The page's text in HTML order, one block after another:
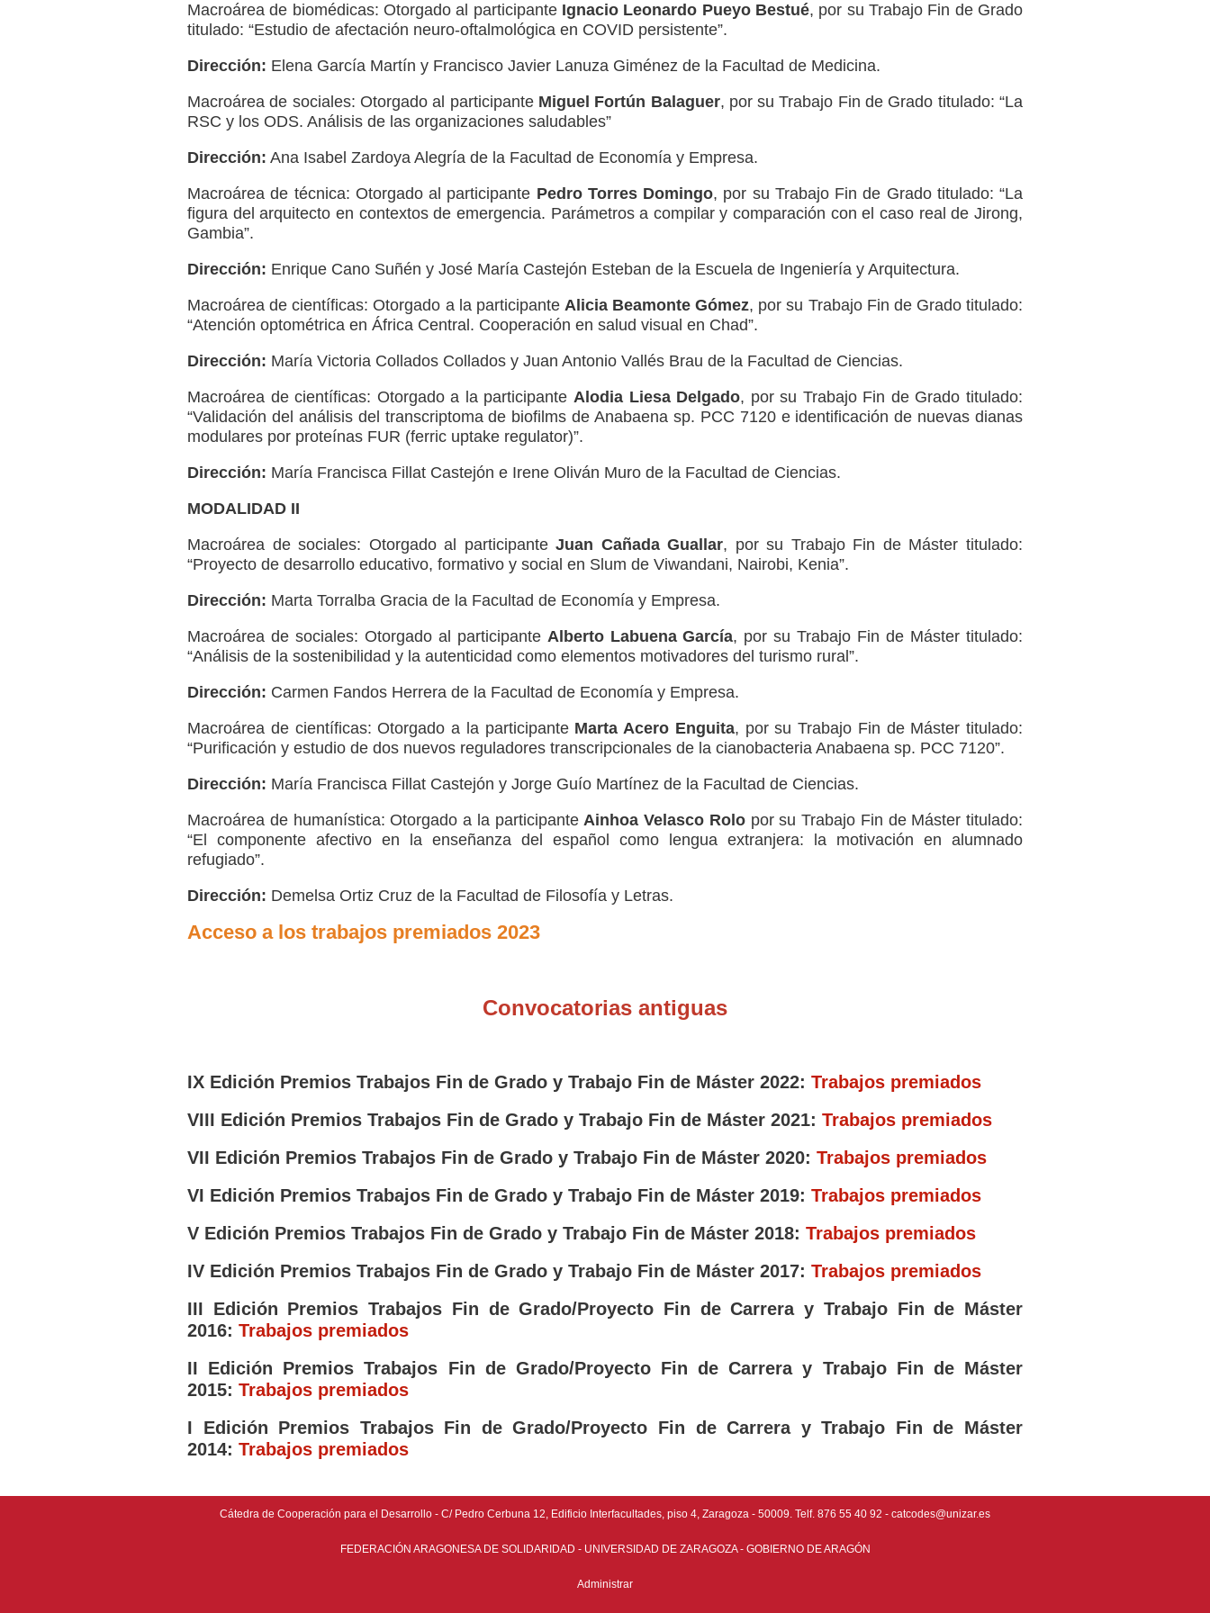
INICIACIÓN
A
LA
PRÁCTICA
DE
LA
TFG
TFM
"CÁTEDRA
COOPERACIÓN
PARA
EL
DESARROLLO"
FORO
CÁTEDRA
DE
COOPERACIÓN
EL
DESARROLLO
DE
LA
Macroárea de biomédicas: Otorgado al participante Ignacio Leonardo Pueyo Bestué, por su Trabajo Fin de Grado
titulado: “Estudio de afectación neuro-oftalmológica en COVID persistente”.
Dirección: Elena García Martín y Francisco Javier Lanuza Giménez de la Facultad de Medicina.
Macroárea de sociales: Otorgado al participante Miguel Fortún Balaguer, por su Trabajo Fin de Grado titulado: “La
RSC y los ODS. Análisis de las organizaciones saludables”
Dirección: Ana Isabel Zardoya Alegría de la Facultad de Economía y Empresa.
Macroárea de técnica: Otorgado al participante Pedro Torres Domingo, por su Trabajo Fin de Grado titulado: “La
figura del arquitecto en contextos de emergencia. Parámetros a compilar y comparación con el caso real de Jirong,
Gambia”.
Dirección: Enrique Cano Suñén y José María Castejón Esteban de la Escuela de Ingeniería y Arquitectura.
Macroárea de científicas: Otorgado a la participante Alicia Beamonte Gómez, por su Trabajo Fin de Grado titulado:
“Atención optométrica en África Central. Cooperación en salud visual en Chad”.
Dirección: María Victoria Collados Collados y Juan Antonio Vallés Brau de la Facultad de Ciencias.
Macroárea de científicas: Otorgado a la participante Alodia Liesa Delgado, por su Trabajo Fin de Grado titulado:
“Validación del análisis del transcriptoma de biofilms de Anabaena sp. PCC 7120 e identificación de nuevas dianas
modulares por proteínas FUR (ferric uptake regulator)”.
Dirección: María Francisca Fillat Castejón e Irene Oliván Muro de la Facultad de Ciencias.
MODALIDAD II
Macroárea de sociales: Otorgado al participanteJuan Cañada Guallar, por su Trabajo Fin de Máster titulado:
“Proyecto de desarrollo educativo, formativo y social en Slum de Viwandani, Nairobi, Kenia”.
Dirección: Marta Torralba Gracia de la Facultad de Economía y Empresa.
Macroárea de sociales: Otorgado al participante Alberto Labuena García, por su Trabajo Fin de Máster titulado:
“Análisis de la sostenibilidad y la autenticidad como elementos motivadores del turismo rural”.
Dirección: Carmen Fandos Herrera de la Facultad de Economía y Empresa.
Macroárea de científicas: Otorgado a la participante Marta Acero Enguita, por su Trabajo Fin de Máster titulado:
“Purificación y estudio de dos nuevos reguladores transcripcionales de la cianobacteria Anabaena sp. PCC 7120”.
Dirección: María Francisca Fillat Castejón y Jorge Guío Martínez de la Facultad de Ciencias.
Macroárea de humanística: Otorgado a la participanteAinhoa Velasco Rolopor su Trabajo Fin de Máster titulado:
“El componente afectivo en la enseñanza del español como lengua extranjera: la motivación en alumnado
refugiado”.
Dirección: Demelsa Ortiz Cruz de la Facultad de Filosofía y Letras.
Acceso a los trabajos premiados 2023
Convocatorias antiguas
IX Edición Premios Trabajos Fin de Grado y Trabajo Fin de Máster 2022: Trabajos premiados
VIII Edición Premios Trabajos Fin de Grado y Trabajo Fin de Máster 2021: Trabajos premiados
VII Edición Premios Trabajos Fin de Grado y Trabajo Fin de Máster 2020: Trabajos premiados
VI Edición Premios Trabajos Fin de Grado y Trabajo Fin de Máster 2019: Trabajos premiados
V Edición Premios Trabajos Fin de Grado y Trabajo Fin de Máster 2018: Trabajos premiados
IV Edición Premios Trabajos Fin de Grado y Trabajo Fin de Máster 2017: Trabajos premiados
III Edición Premios Trabajos Fin de Grado/Proyecto Fin de Carrera y Trabajo Fin de Máster
2016: Trabajos premiados
II Edición Premios Trabajos Fin de Grado/Proyecto Fin de Carrera y Trabajo Fin de Máster
2015: Trabajos premiados
I Edición Premios Trabajos Fin de Grado/Proyecto Fin de Carrera y Trabajo Fin de Máster
2014: Trabajos premiados
Cátedra de Cooperación para el Desarrollo - C/ Pedro Cerbuna 12, Edificio Interfacultades, piso 4, Zaragoza - 50009. Telf. 876 55 40 92 - catcodes@unizar.es
FEDERACIÓN ARAGONESA DE SOLIDARIDAD - UNIVERSIDAD DE ZARAGOZA - GOBIERNO DE ARAGÓN
Administrar